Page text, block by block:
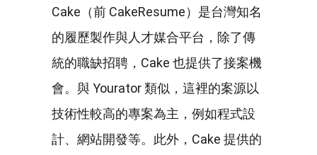
Cake（前 CakeResume）是台灣知名
的履歷製作與人才媒合平台，除了傳
統的職缺招聘，Cake 也提供了接案機
會。與 Yourator 類似，這裡的案源以
技術性較高的專案為主，例如程式設
計、網站開發等。此外，Cake 提供的